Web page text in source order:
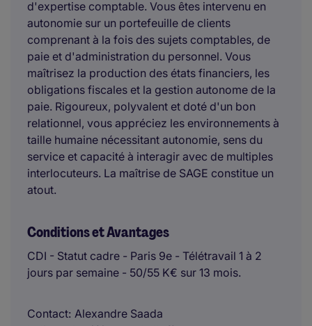
d'expertise comptable. Vous êtes intervenu en
autonomie sur un portefeuille de clients
comprenant à la fois des sujets comptables, de
paie et d'administration du personnel. Vous
maîtrisez la production des états financiers, les
obligations fiscales et la gestion autonome de la
paie. Rigoureux, polyvalent et doté d'un bon
relationnel, vous appréciez les environnements à
taille humaine nécessitant autonomie, sens du
service et capacité à interagir avec de multiples
interlocuteurs. La maîtrise de SAGE constitue un
atout.
Conditions et Avantages
CDI - Statut cadre - Paris 9e - Télétravail 1 à 2
jours par semaine - 50/55 K€ sur 13 mois.
Contact Alexandre Saada